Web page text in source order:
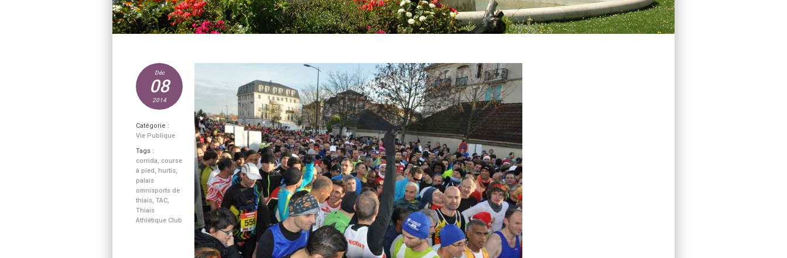
Déc
08
2014
Catégorie :
Vie Publique
Tags :
corrida, course
à pied, hurtis,
palais
omnisports de
thiais, TAC,
Thiais
Athlétique Club